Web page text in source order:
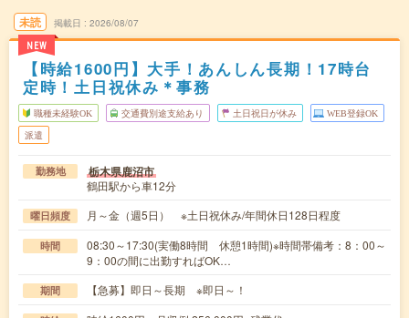
未読
NEW
掲載日 2026/08/07
【時給1600円】大手！あんしん長期！17時台
定時！土日祝休み＊事務
職種未経験OK 交通費別途支給あり 土日祝日が休み WEB登録OK
派遣
勤務地 栃木県鹿沼市
鶴田駅から車12分
曜日頻度 月～金（週5日） ※土日祝休み/年間休日128日程度
時間
08:30～17:30(実働8時間 休憩1時間)※時間帯備考：8：00～
9：00の間に出勤すればOK…
期間 【急募】即日～長期 ※即日～！